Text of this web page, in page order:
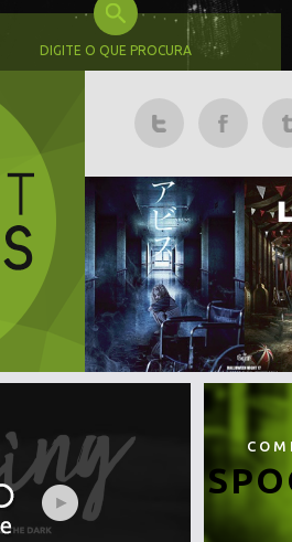
DIGITE O QUE PROCURA